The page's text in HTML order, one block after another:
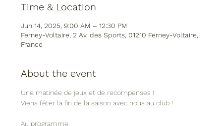
Time & Location
Jun 14, 2025, 9:00 AM – 12:30 PM
Ferney-Voltaire, 2 Av. des Sports, 01210 Ferney-Voltaire,
France
About the event
Une matinée de jeux et de recompenses !
Viens fêter la fin de la saison avec nous au club !
Au programme: